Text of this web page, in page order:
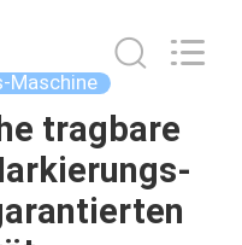
Maschine
tragbare